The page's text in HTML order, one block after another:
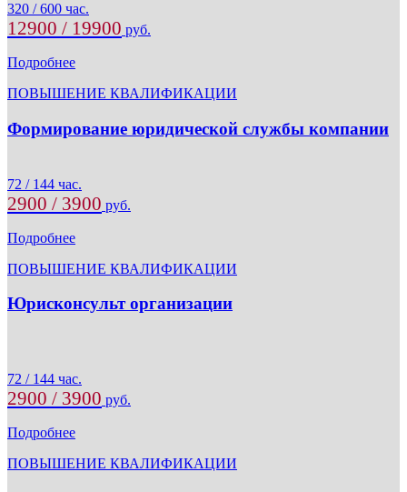
320 / 600 час.
12900 / 19900 руб.
Подробнее
ПОВЫШЕНИЕ КВАЛИФИКАЦИИ
Формирование юридической службы компании
72 / 144 час.
2900 / 3900 руб.
Подробнее
ПОВЫШЕНИЕ КВАЛИФИКАЦИИ
Юрисконсульт организации
72 / 144 час.
2900 / 3900 руб.
Подробнее
ПОВЫШЕНИЕ КВАЛИФИКАЦИИ